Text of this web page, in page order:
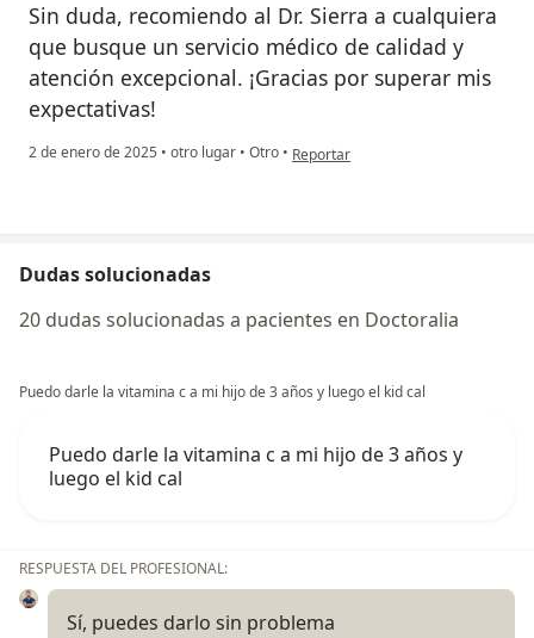
Sin duda, recomiendo al Dr. Sierra a cualquiera
que busque un servicio médico de calidad y
atención excepcional. ¡Gracias por superar mis
expectativas!
2 de enero de 2025 • otro lugar • Otro • en opinión del usuario Julian David
Reportar
Dudas solucionadas
20 dudas solucionadas a pacientes en Doctoralia
Puedo darle la vitamina c a mi hijo de 3 años y luego el kid cal
Puedo darle la vitamina c a mi hijo de 3 años y
luego el kid cal
RESPUESTA DEL PROFESIONAL:
Sí, puedes darlo sin problema